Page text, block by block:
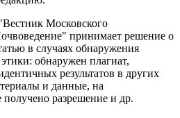
Московского
принимает решение о
в случаях обнаружения
обнаружен плагиат,
результатов в других
и данные, на
получено разрешение и др.